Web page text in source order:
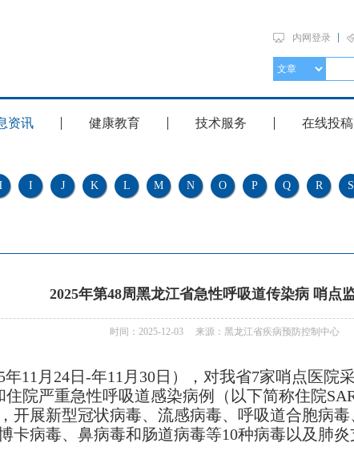
内网登录
资讯 健康教育 技术服务 在线投稿
I J K L M N O P Q R S
2025年第48周黑龙江省急性呼吸道传染病 哨点
时间：2025-12-03 来源：黑龙江省疾病预防控制中心
年11月24日-年11月30日），对我省7家哨点医院
院严重急性呼吸道感染病例（以下简称住院
开展新型冠状病毒、流感病毒、呼吸道合胞病
卡病毒、鼻病毒和肠道病毒等10种病毒以及肺